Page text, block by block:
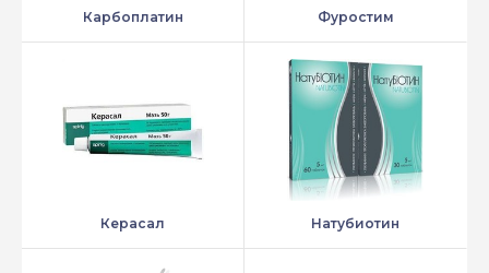
Карбоплатин Фуростим
Керасал Натубиотин